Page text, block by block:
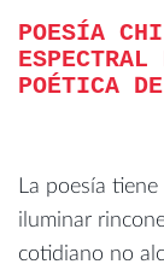
POESÍA
POÉTICA
La poesía
iluminar
cotidiano no